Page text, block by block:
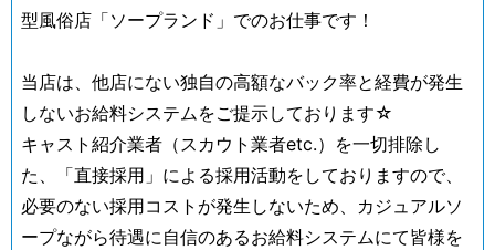
型風俗店「ソープランド」でのお仕事です！
当店は、他店にない独自の高額なバック率と経費が発生
しないお給料システムをご提示しております☆
キャスト紹介業者（スカウト業者etc.）を一切排除し
た、「直接採用」による採用活動をしておりますので、
必要のない採用コストが発生しないため、カジュアルソ
ープながら待遇に自信のあるお給料システムにて皆様を